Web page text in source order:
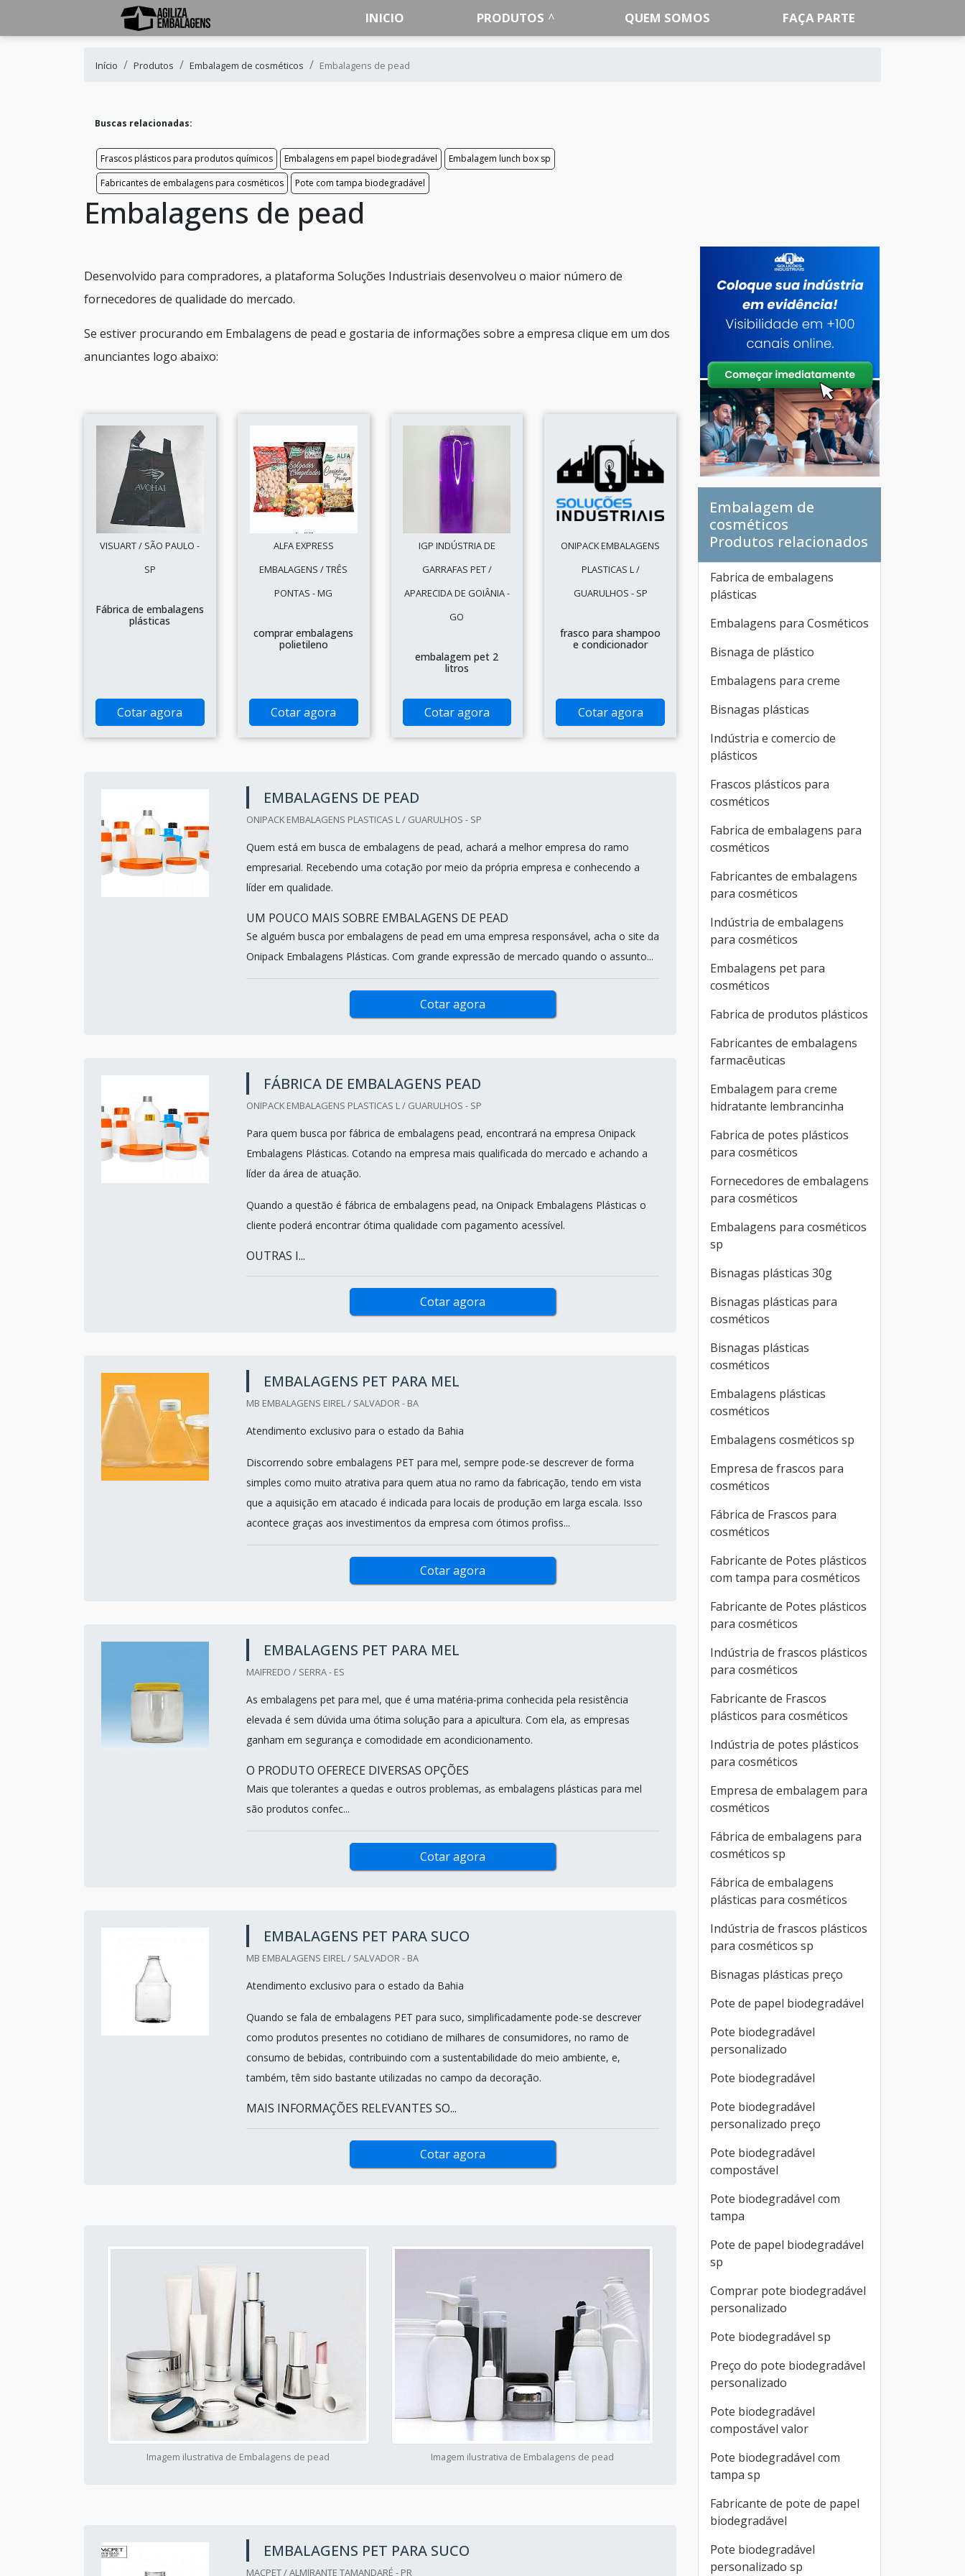
INICIO PRODUTOS QUEM SOMOS FAÇA PARTE
Início Produtos Embalagem de cosméticos Embalagens de pead
Buscas relacionadas:
Frascos plásticos para produtos químicos Embalagens em papel biodegradável
Embalagem lunch box sp
Fabricantes de embalagens para cosméticos
Pote com tampa biodegradável
Embalagens de pead
Desenvolvido para compradores, a plataforma Soluções Industriais desenvolveu o maior número de
fornecedores de qualidade do mercado.
Se estiver procurando em Embalagens de pead e gostaria de informações sobre a empresa clique em um dos
anunciantes logo abaixo:
VISUART / SÃO PAULO -
SP
Fábrica de embalagens
plásticas
Cotar agora
ALFA EXPRESS
EMBALAGENS / TRÊS
PONTAS - MG
comprar embalagens
polietileno
Cotar agora
IGP INDÚSTRIA DE
GARRAFAS PET /
APARECIDA DE GOIÂNIA -
GO
embalagem pet 2
litros
Cotar agora
ONIPACK EMBALAGENS
PLASTICAS L /
GUARULHOS - SP
frasco para shampoo
e condicionador
Cotar agora
EMBALAGENS DE PEAD
ONIPACK EMBALAGENS PLASTICAS L / GUARULHOS - SP
Quem está em busca de embalagens de pead, achará a melhor empresa do ramo
empresarial. Recebendo uma cotação por meio da própria empresa e conhecendo a
líder em qualidade.
UM POUCO MAIS SOBRE EMBALAGENS DE PEAD
Se alguém busca por embalagens de pead em uma empresa responsável, acha o site da
Onipack Embalagens Plásticas. Com grande expressão de mercado quando o assunto...
Cotar agora
FÁBRICA DE EMBALAGENS PEAD
ONIPACK EMBALAGENS PLASTICAS L / GUARULHOS - SP
Para quem busca por fábrica de embalagens pead, encontrará na empresa Onipack
Embalagens Plásticas. Cotando na empresa mais qualificada do mercado e achando a
líder da área de atuação.
Quando a questão é fábrica de embalagens pead, na Onipack Embalagens Plásticas o
cliente poderá encontrar ótima qualidade com pagamento acessível.
OUTRAS I...
Cotar agora
EMBALAGENS PET PARA MEL
MB EMBALAGENS EIREL / SALVADOR - BA
Atendimento exclusivo para o estado da Bahia
Discorrendo sobre embalagens PET para mel, sempre pode-se descrever de forma
simples como muito atrativa para quem atua no ramo da fabricação, tendo em vista
que a aquisição em atacado é indicada para locais de produção em larga escala. Isso
acontece graças aos investimentos da empresa com ótimos profiss...
Cotar agora
EMBALAGENS PET PARA MEL
MAIFREDO / SERRA - ES
As embalagens pet para mel, que é uma matéria-prima conhecida pela resistência
elevada é sem dúvida uma ótima solução para a apicultura. Com ela, as empresas
ganham em segurança e comodidade em acondicionamento.
O PRODUTO OFERECE DIVERSAS OPÇÕES
Mais que tolerantes a quedas e outros problemas, as embalagens plásticas para mel
são produtos confec...
Cotar agora
EMBALAGENS PET PARA SUCO
MB EMBALAGENS EIREL / SALVADOR - BA
Atendimento exclusivo para o estado da Bahia
Quando se fala de embalagens PET para suco, simplificadamente pode-se descrever
como produtos presentes no cotidiano de milhares de consumidores, no ramo de
consumo de bebidas, contribuindo com a sustentabilidade do meio ambiente, e,
também, têm sido bastante utilizadas no campo da decoração.
MAIS INFORMAÇÕES RELEVANTES SO...
Cotar agora
Imagem ilustrativa de Embalagens de pead Imagem ilustrativa de Embalagens de pead
EMBALAGENS PET PARA SUCO
MACPET / ALMIRANTE TAMANDARÉ - PR
Embalagem de
cosméticos
Produtos relacionados
Fabrica de embalagens
plásticas
Embalagens para Cosméticos
Bisnaga de plástico
Embalagens para creme
Bisnagas plásticas
Indústria e comercio de
plásticos
Frascos plásticos para
cosméticos
Fabrica de embalagens para
cosméticos
Fabricantes de embalagens
para cosméticos
Indústria de embalagens
para cosméticos
Embalagens pet para
cosméticos
Fabrica de produtos plásticos
Fabricantes de embalagens
farmacêuticas
Embalagem para creme
hidratante lembrancinha
Fabrica de potes plásticos
para cosméticos
Fornecedores de embalagens
para cosméticos
Embalagens para cosméticos
sp
Bisnagas plásticas 30g
Bisnagas plásticas para
cosméticos
Bisnagas plásticas
cosméticos
Embalagens plásticas
cosméticos
Embalagens cosméticos sp
Empresa de frascos para
cosméticos
Fábrica de Frascos para
cosméticos
Fabricante de Potes plásticos
com tampa para cosméticos
Fabricante de Potes plásticos
para cosméticos
Indústria de frascos plásticos
para cosméticos
Fabricante de Frascos
plásticos para cosméticos
Indústria de potes plásticos
para cosméticos
Empresa de embalagem para
cosméticos
Fábrica de embalagens para
cosméticos sp
Fábrica de embalagens
plásticas para cosméticos
Indústria de frascos plásticos
para cosméticos sp
Bisnagas plásticas preço
Pote de papel biodegradável
Pote biodegradável
personalizado
Pote biodegradável
Pote biodegradável
personalizado preço
Pote biodegradável
compostável
Pote biodegradável com
tampa
Pote de papel biodegradável
sp
Comprar pote biodegradável
personalizado
Pote biodegradável sp
Preço do pote biodegradável
personalizado
Pote biodegradável
compostável valor
Pote biodegradável com
tampa sp
Fabricante de pote de papel
biodegradável
Pote biodegradável
personalizado sp